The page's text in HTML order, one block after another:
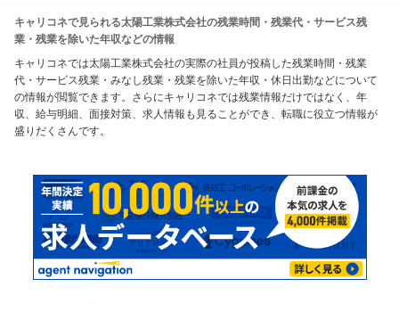
キャリコネで見られる太陽工業株式会社の残業時間・残業代・サービス残
業・残業を除いた年収などの情報
キャリコネでは太陽工業株式会社の実際の社員が投稿した残業時間・残業
代・サービス残業・みなし残業・残業を除いた年収・休日出勤などについて
の情報が閲覧できます。さらにキャリコネでは残業情報だけではなく、年
収、給与明細、面接対策、求人情報も見ることができ、転職に役立つ情報が
盛りだくさんです。